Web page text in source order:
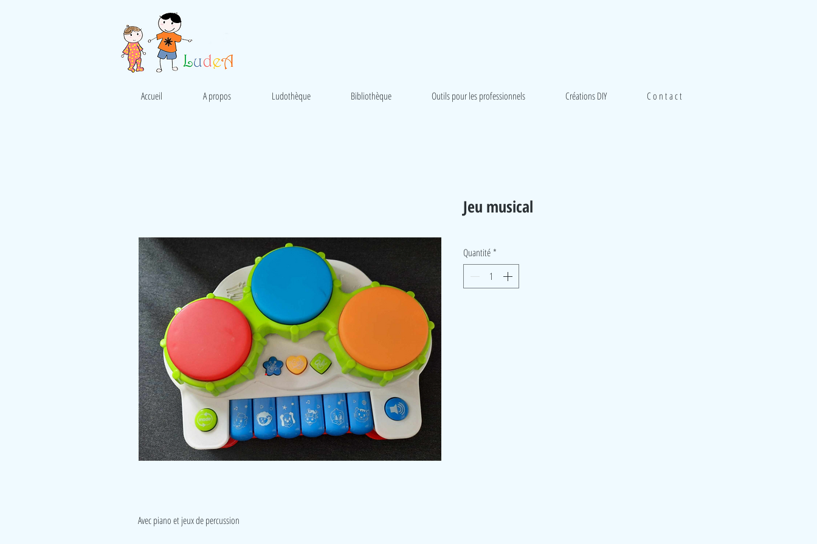
Accueil A propos Ludothèque Bibliothèque Outils pour les professionnels Créations DIY C o n t a c t
Avec piano et jeux de percussion
Jeu musical
Quantité *